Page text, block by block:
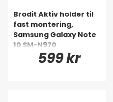
Brodit Aktiv holder til
fast montering,
Samsung Galaxy Note
10 SM-N970
599 kr